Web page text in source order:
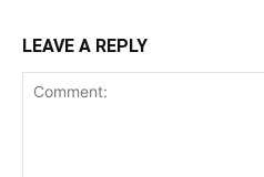
LEAVE A REPLY